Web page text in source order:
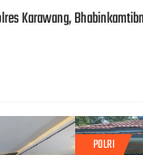
Karawang,
POLRI